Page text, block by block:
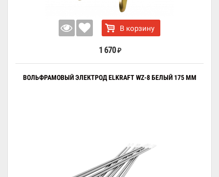
В корзину
1 670 ₽
ВОЛЬФРАМОВЫЙ ЭЛЕКТРОД ELKRAFT WZ-8 БЕЛЫЙ 175 ММ